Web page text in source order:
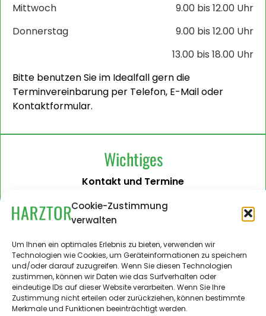
Cookie-Zustimmung
verwalten
Um Ihnen ein optimales Erlebnis zu bieten, verwenden wir
Technologien wie Cookies, um Geräteinformationen zu speichern
und/oder darauf zuzugreifen. Wenn Sie diesen Technologien
zustimmen, können wir Daten wie das Surfverhalten oder
eindeutige IDs auf dieser Website verarbeiten. Wenn Sie Ihre
Zustimmung nicht erteilen oder zurückziehen, können bestimmte
Merkmale und Funktionen beeinträchtigt werden.
Mittwoch
9.00 bis 12.00 Uhr
Donnerstag
9.00 bis 12.00 Uhr
13.00 bis 18.00 Uhr
Bitte benutzen Sie im Idealfall gern die
Terminvereinbarung per Telefon, E-Mail oder
Kontaktformular.
Wichtiges
Kontakt und Termine
Barrierefreiheit
Impressum
Datenschutzerklärung
Administration
Harztor.de als Web-App
auf
iPhone und Android